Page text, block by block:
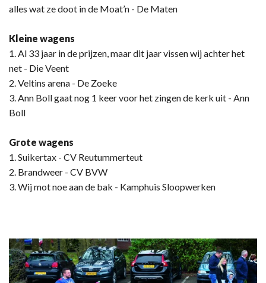
alles wat ze doot in de Moat’n - De Maten
Kleine wagens
1. Al 33 jaar in de prijzen, maar dit jaar vissen wij achter het
net - Die Veent
2. Veltins arena - De Zoeke
3. Ann Boll gaat nog 1 keer voor het zingen de kerk uit - Ann
Boll
Grote wagens
1. Suikertax - CV Reutummerteut
2. Brandweer - CV BVW
3. Wij mot noe aan de bak - Kamphuis Sloopwerken